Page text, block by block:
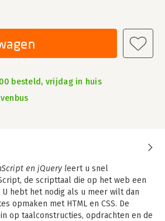
besteld, vrijdag in huis
en jQuery leert u snel
de scripttaal die op het web een
hebt het nodig als u meer wilt dan
opmaken met HTML en CSS. De
op taalconstructies, opdrachten en de